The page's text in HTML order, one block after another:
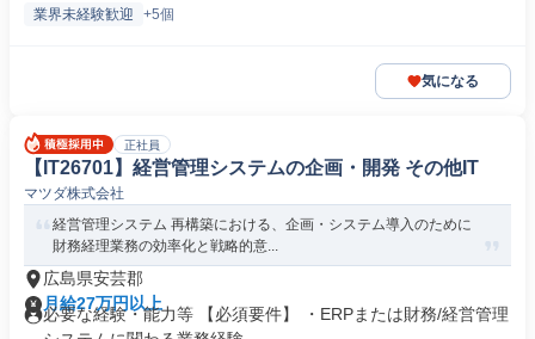
業界未経験歓迎 +5個
気になる
正社員
【IT26701】経営管理システムの企画・開発 その他IT
マツダ株式会社
経営管理システム 再構築における、企画・システム導入のために
財務経理業務の効率化と戦略的意...
広島県安芸郡
月給27万円以上
必要な経験・能力等 【必須要件】 ・ERPまたは財務/経営管理